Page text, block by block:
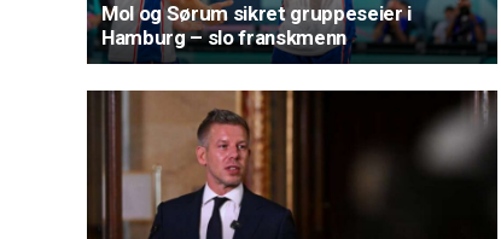
Mol og Sørum sikret gruppeseier i
Hamburg – slo franskmenn